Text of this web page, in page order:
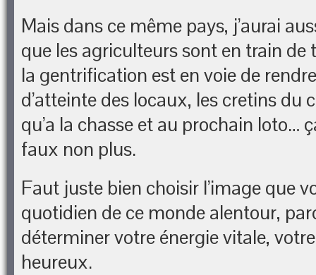
Mais dans ce même pays, j’aurai
que les agriculteurs sont en train de
la gentrification est en voie de
d’atteinte des locaux, les cretins du
qu’a la chasse et au prochain loto…
faux non plus.
Faut juste bien choisir l’image que
quotidien de ce monde alentour,
déterminer votre énergie vitale,
heureux.